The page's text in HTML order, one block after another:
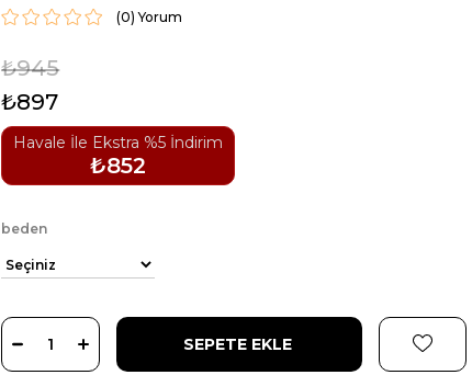
(0)
₺945
₺897
Havale İle Ekstra %5 İndirim
₺852
beden